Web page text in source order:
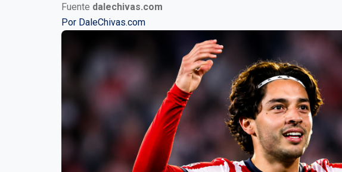
Fuente dalechivas.com
Por DaleChivas.com